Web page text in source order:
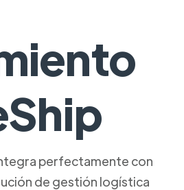
perfectamente con
de gestión logística